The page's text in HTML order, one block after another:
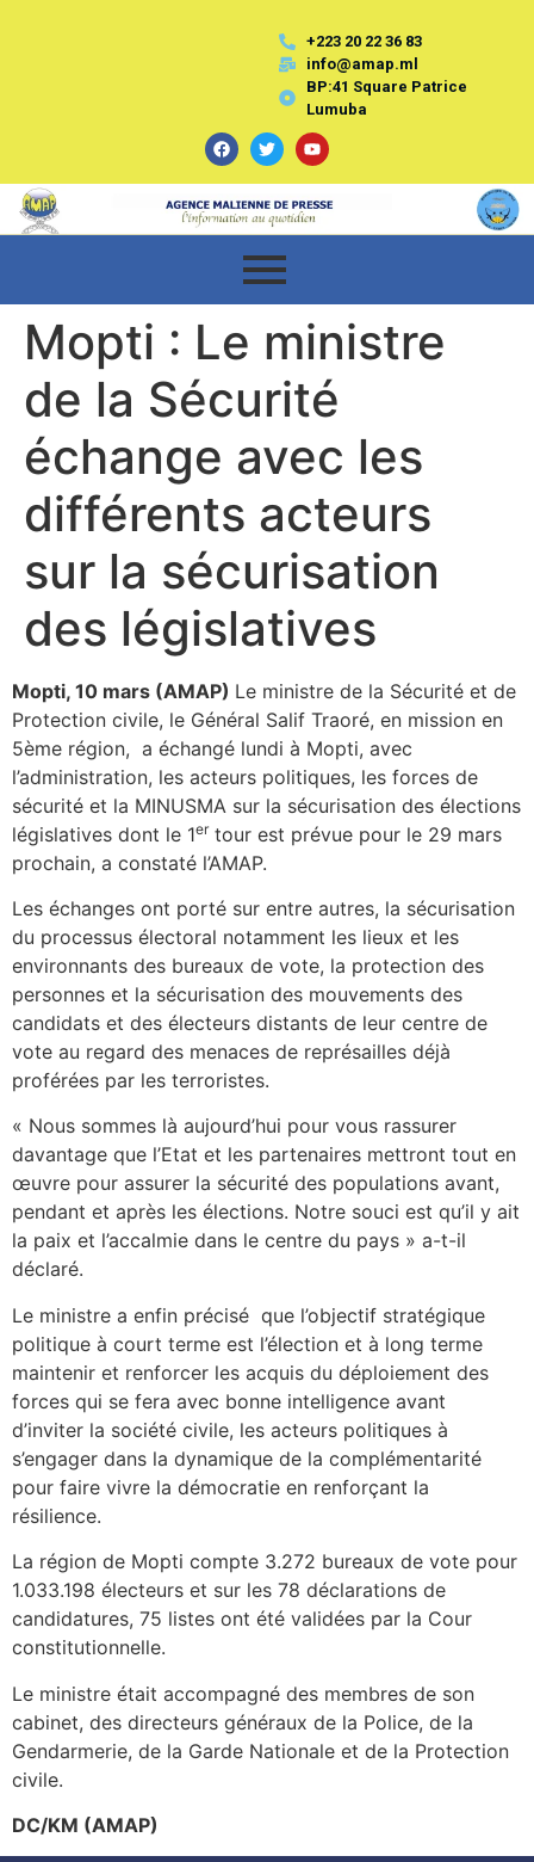
+223 20 22 36 83
info@amap.ml
BP:41 Square Patrice
Lumuba
Mopti : Le ministre
de la Sécurité
échange avec les
différents acteurs
sur la sécurisation
des législatives
Mopti, 10 mars (AMAP) Le ministre de la Sécurité et de
Protection civile, le Général Salif Traoré, en mission en
5ème région, a échangé lundi à Mopti, avec
l’administration, les acteurs politiques, les forces de
sécurité et la MINUSMA sur la sécurisation des élections
législatives dont le 1ertour est prévue pour le 29 mars
prochain, a constaté l’AMAP.
Les échanges ont porté sur entre autres, la sécurisation
du processus électoral notamment les lieux et les
environnants des bureaux de vote, la protection des
personnes et la sécurisation des mouvements des
candidats et des électeurs distants de leur centre de
vote au regard des menaces de représailles déjà
proférées par les terroristes.
« Nous sommes là aujourd’hui pour vous rassurer
davantage que l’Etat et les partenaires mettront tout en
œuvre pour assurer la sécurité des populations avant,
pendant et après les élections. Notre souci est qu’il y ait
la paix et l’accalmie dans le centre du pays » a-t-il
déclaré.
Le ministre a enfin précisé que l’objectif stratégique
politique à court terme est l’élection et à long terme
maintenir et renforcer les acquis du déploiement des
forces qui se fera avec bonne intelligence avant
d’inviter la société civile, les acteurs politiques à
s’engager dans la dynamique de la complémentarité
pour faire vivre la démocratie en renforçant la
résilience.
La région de Mopti compte 3.272 bureaux de vote pour
1.033.198 électeurs et sur les 78 déclarations de
candidatures, 75 listes ont été validées par la Cour
constitutionnelle.
Le ministre était accompagné des membres de son
cabinet, des directeurs généraux de la Police, de la
Gendarmerie, de la Garde Nationale et de la Protection
civile.
DC/KM (AMAP)